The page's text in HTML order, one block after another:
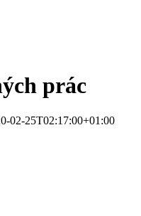
prác
02-25T02:17:00+01:00